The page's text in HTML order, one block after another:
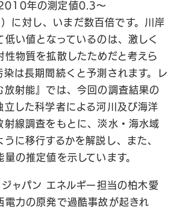
年の測定値0.3～
に対し、いまだ数百倍です。川岸
低い値となっているのは、激しく
性物質を拡散したためだと考えら
染は長期間続くと予測されます。レ
放射能』では、今回の調査結果の
立した科学者による河川及び海洋
射線調査をもとに、淡水・海水域
に移行するかを解説し、また、
の推定値を示しています。
ジャパン エネルギー担当の柏木愛
電力の原発で過酷事故が起きれ